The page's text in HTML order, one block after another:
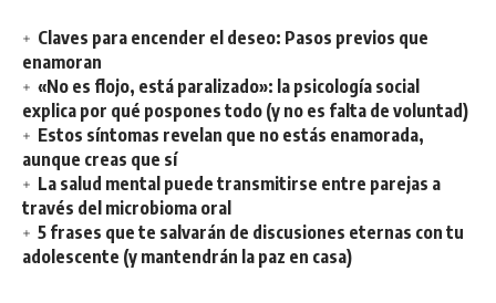
Claves para encender el deseo: Pasos previos que
enamoran
«No es flojo, está paralizado»: la psicología social
explica por qué pospones todo (y no es falta de voluntad)
Estos síntomas revelan que no estás enamorada,
aunque creas que sí
La salud mental puede transmitirse entre parejas a
través del microbioma oral
5 frases que te salvarán de discusiones eternas con tu
adolescente (y mantendrán la paz en casa)